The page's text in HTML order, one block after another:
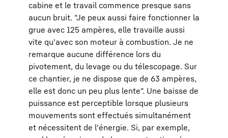
cabine et le travail commence presque sans
aucun bruit. "Je peux aussi faire fonctionner la
grue avec 125 ampères, elle travaille aussi
vite qu'avec son moteur à combustion. Je ne
remarque aucune différence lors du
pivotement, du levage ou du télescopage. Sur
ce chantier, je ne dispose que de 63 ampères,
elle est donc un peu plus lente". Une baisse de
puissance est perceptible lorsque plusieurs
mouvements sont effectués simultanément
et nécessitent de l'énergie. Si, par exemple,